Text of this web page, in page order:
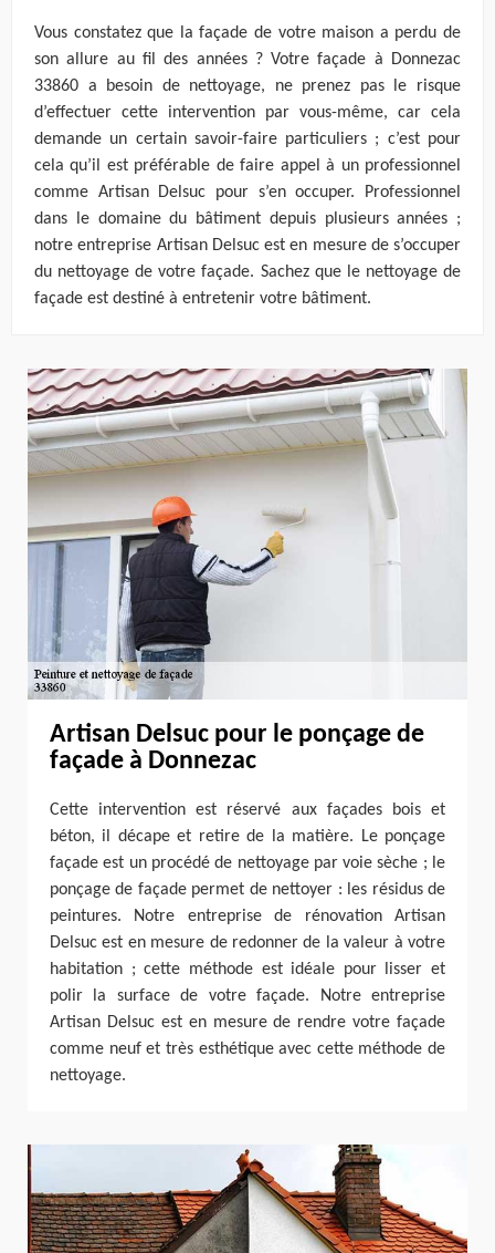
Vous constatez que la façade de votre maison a perdu de
son allure au fil des années ? Votre façade à Donnezac
33860 a besoin de nettoyage, ne prenez pas le risque
d’effectuer cette intervention par vous-même, car cela
demande un certain savoir-faire particuliers ; c’est pour
cela qu’il est préférable de faire appel à un professionnel
comme Artisan Delsuc pour s’en occuper. Professionnel
dans le domaine du bâtiment depuis plusieurs années ;
notre entreprise Artisan Delsuc est en mesure de s’occuper
du nettoyage de votre façade. Sachez que le nettoyage de
façade est destiné à entretenir votre bâtiment.
Artisan Delsuc pour le ponçage de
façade à Donnezac
Cette intervention est réservé aux façades bois et
béton, il décape et retire de la matière. Le ponçage
façade est un procédé de nettoyage par voie sèche ; le
ponçage de façade permet de nettoyer : les résidus de
peintures. Notre entreprise de rénovation Artisan
Delsuc est en mesure de redonner de la valeur à votre
habitation ; cette méthode est idéale pour lisser et
polir la surface de votre façade. Notre entreprise
Artisan Delsuc est en mesure de rendre votre façade
comme neuf et très esthétique avec cette méthode de
nettoyage.